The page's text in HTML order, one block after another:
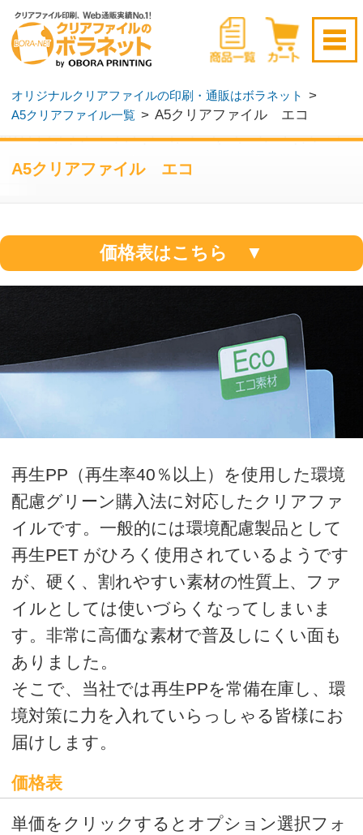
新規会員登録はこちら
ログイン ▶ 無料サンプル請求 ▶
オリジナルクリアファイルの印刷・通販はボラネット
A5クリアファイル エコ
価格表はこちら ▼
再生PP（再生率40％以上）を使用した環境
配慮グリーン購入法に対応したクリアファ
イルです。一般的には環境配慮製品として
再生PET がひろく使用されているようです
が、硬く、割れやすい素材の性質上、ファ
イルとしては使いづらくなってしまいま
ありました。
そこで、当社では再生PPを常備在庫し、環
境対策に力を入れていらっしゃる皆様にお
届けします。
価格表
単価をクリックするとオプション選択フォ
ームに移動します。
オプション選択後、カート画面に移動しま
す。カート画面にて、ご購入金額の全合計
を計算いたしますので、ご確認ください。
ご確認後、商品の追加、商品の購入、見積
本番印刷前にイメージを確認されたい方
※校正は、量産を必ずご注文いただける